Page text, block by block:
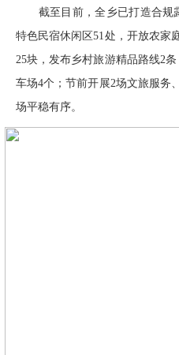
截至目前，全乡已打造合规露
特色民宿休闲区51处，开放农家
25块，发布乡村旅游精品路线2
车场4个；节前开展2场文旅服务
场平稳有序。